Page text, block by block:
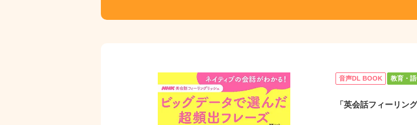
音声DL BOOK 教育・
「英会話フィーリン